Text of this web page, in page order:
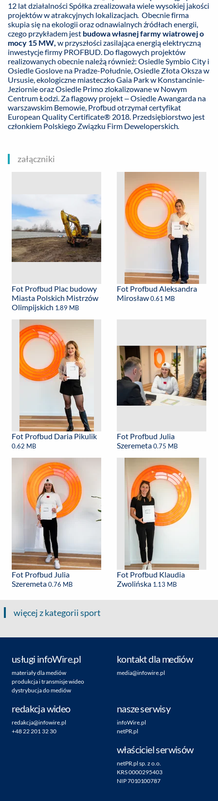
12 lat działalności Spółka zrealizowała wiele wysokiej jakości
projektów w atrakcyjnych lokalizacjach. Obecnie firma
skupia się na ekologii oraz odnawialnych źródłach energii,
czego przykładem jest budowa własnej farmy wiatrowej o
mocy 15 MW, w przyszłości zasilająca energią elektryczną
inwestycje firmy PROFBUD. Do flagowych projektów
realizowanych obecnie należą również: Osiedle Symbio City i
Osiedle Goslove na Pradze-Południe, Osiedle Złota Oksza w
Ursusie, ekologiczne miasteczko Gaia Park w Konstancinie-
Jeziornie oraz Osiedle Primo zlokalizowane w Nowym
Centrum Łodzi. Za flagowy projekt – Osiedle Awangarda na
warszawskim Bemowie, Profbud otrzymał certyfikat
European Quality Certificate® 2018. Przedsiębiorstwo jest
członkiem Polskiego Związku Firm Deweloperskich.
załączniki
Fot Profbud Plac budowy
Miasta Polskich Mistrzów
Olimpijskich 1.89 MB
Fot Profbud Aleksandra
Mirosław0.61 MB
Fot Profbud Daria Pikulik
0.62 MB
Fot Profbud Julia
Szeremeta0.75 MB
Fot Profbud Julia
Szeremeta0.76 MB
Fot Profbud Klaudia
Zwolińska 1.13 MB
więcej z kategorii sport
usługi infoWire.pl
materiały dla mediów
produkcja i transmisje wideo
dystrybucja do mediów
kontakt dla mediów
media@infowire.pl
redakcja wideo
redakcja@infowire.pl
+48 22 201 32 30
nasze serwisy
infoWire.pl
netPR.pl
właściciel serwisów
netPR.pl sp. z o.o.
KRS 0000295403
NIP 7010100787